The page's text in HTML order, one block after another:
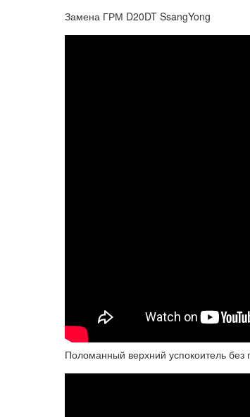
Замена ГРМ D20DT SsangYong
Поломанный верхний успокоитель